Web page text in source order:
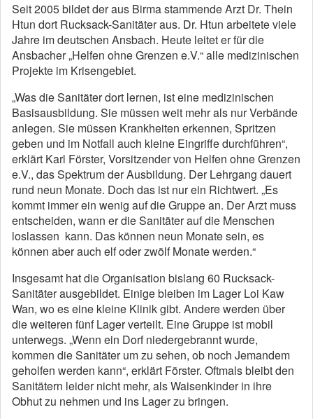
Seit 2005 bildet der aus Birma stammende Arzt Dr. Thein
Htun dort Rucksack-Sanitäter aus. Dr. Htun arbeitete viele
Jahre im deutschen Ansbach. Heute leitet er für die
Ansbacher „Helfen ohne Grenzen e.V.“ alle medizinischen
Projekte im Krisengebiet.
„Was die Sanitäter dort lernen, ist eine medizinischen
Basisausbildung. Sie müssen weit mehr als nur Verbände
anlegen. Sie müssen Krankheiten erkennen, Spritzen
geben und im Notfall auch kleine Eingriffe durchführen“,
erklärt Karl Förster, Vorsitzender von Helfen ohne Grenzen
e.V., das Spektrum der Ausbildung. Der Lehrgang dauert
rund neun Monate. Doch das ist nur ein Richtwert. „Es
kommt immer ein wenig auf die Gruppe an. Der Arzt muss
entscheiden, wann er die Sanitäter auf die Menschen
loslassen kann. Das können neun Monate sein, es
können aber auch elf oder zwölf Monate werden.“
Insgesamt hat die Organisation bislang 60 Rucksack-
Sanitäter ausgebildet. Einige bleiben im Lager Loi Kaw
Wan, wo es eine kleine Klinik gibt. Andere werden über
die weiteren fünf Lager verteilt. Eine Gruppe ist mobil
unterwegs. „Wenn ein Dorf niedergebrannt wurde,
kommen die Sanitäter um zu sehen, ob noch Jemandem
geholfen werden kann“, erklärt Förster. Oftmals bleibt den
Sanitätern leider nicht mehr, als Waisenkinder in ihre
Obhut zu nehmen und ins Lager zu bringen.